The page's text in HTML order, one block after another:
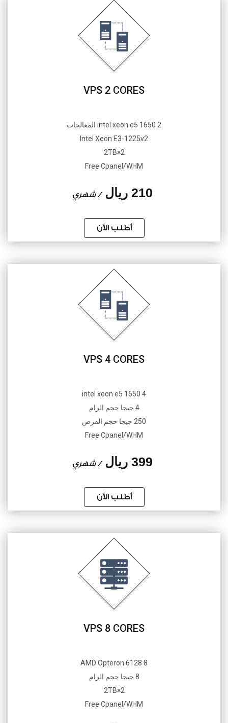
VPS 2 CORES
2 intel xeon e5 1650 المعالجات
Intel Xeon E3-1225v2
2×2TB
Free Cpanel/WHM
210 ريال / شهري
أطلب الأن
VPS 4 CORES
4 intel xeon e5 1650
4 جيجا حجم الرام
250 جيجا حجم القرص
Free Cpanel/WHM
399 ريال / شهري
أطلب الأن
VPS 8 CORES
8 AMD Opteron 6128
8 جيجا حجم الرام
2×2TB
Free Cpanel/WHM